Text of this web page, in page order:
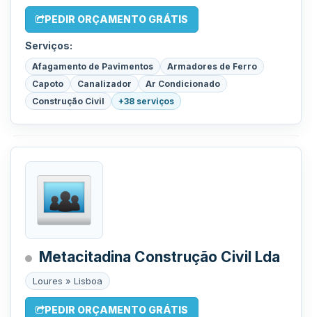
PEDIR ORÇAMENTO GRÁTIS
Serviços:
Afagamento de Pavimentos
Armadores de Ferro
Capoto
Canalizador
Ar Condicionado
Construção Civil
+38 serviços
Metacitadina Construção Civil Lda
Loures » Lisboa
PEDIR ORÇAMENTO GRÁTIS